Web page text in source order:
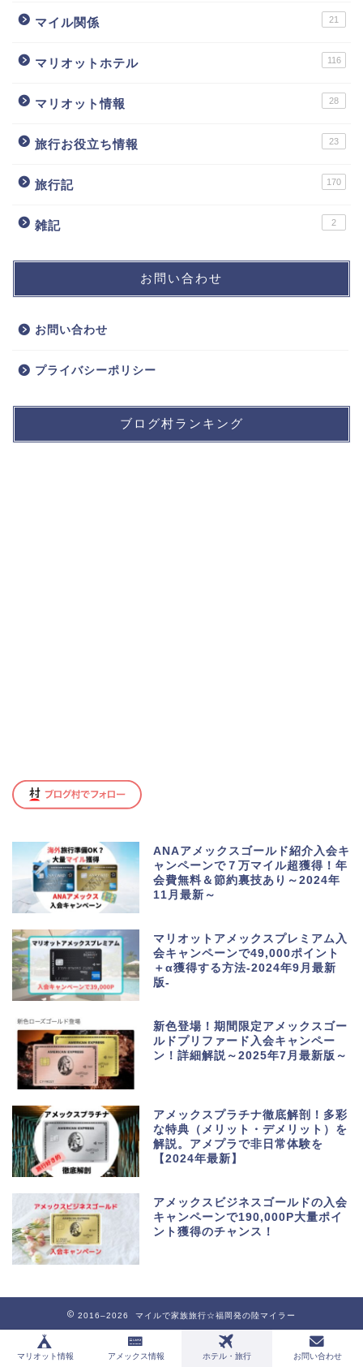
マイル関係 21
マリオットホテル 116
マリオット情報 28
旅行お役立ち情報 23
旅行記 170
雑記 2
お問い合わせ
お問い合わせ
プライバシーポリシー
ブログ村ランキング
ANAアメックスゴールド紹介入会キ
ャンペーンで７万マイル超獲得！年
会費無料＆節約裏技あり～2024年
11月最新～
マリオットアメックスプレミアム入
会キャンペーンで49,000ポイント
＋α獲得する方法-2024年9月最新
版-
新色登場！期間限定アメックスゴー
ルドプリファード入会キャンペー
ン！詳細解説～2025年7月最新版～
アメックスプラチナ徹底解剖！多彩
な特典（メリット・デメリット）を
解説。アメプラで非日常体験を
【2024年最新】
アメックスビジネスゴールドの入会
キャンペーンで190,000P大量ポイ
ント獲得のチャンス！
2016–2026 マイルで家族旅行☆福岡発の陸マイラー
マリオット情報 アメックス情報 ホテル・旅行 お問い合わせ